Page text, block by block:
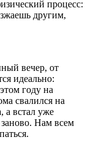
процесс:
другим,
вечер, от
идеально:
году на
свалился на
а встал уже
Нам всем